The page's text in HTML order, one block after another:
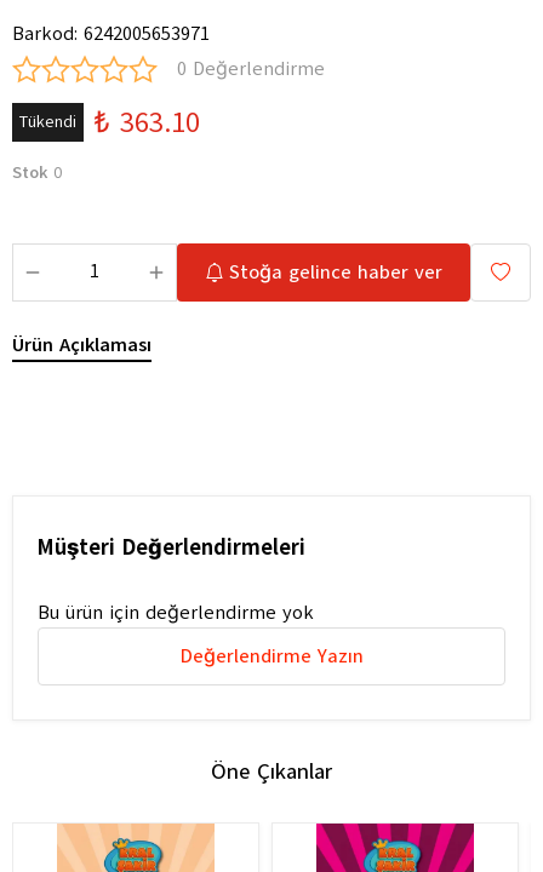
Barkod: 6242005653971
0 Değerlendirme
Tükendi ₺ 363.10
Stok 0
Stoğa gelince haber ver
Ürün Açıklaması
Müşteri Değerlendirmeleri
Bu ürün için değerlendirme yok
Değerlendirme Yazın
Öne Çıkanlar